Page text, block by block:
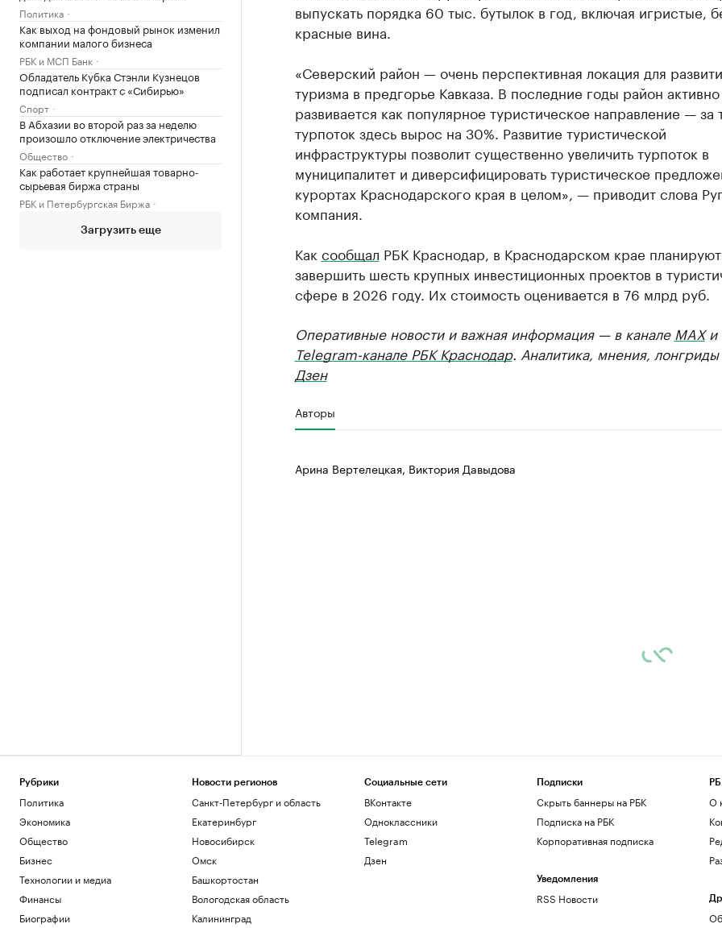
Политика
Как выход на фондовый рынок изменил
компании малого бизнеса
РБК и МСП Банк
Обладатель Кубка Стэнли Кузнецов
подписал контракт с «Сибирью»
Спорт
В Абхазии во второй раз за неделю
произошло отключение электричества
Общество
Как работает крупнейшая товарно-
сырьевая биржа страны
РБК и Петербургская Биржа
Загрузить еще
выпускать порядка 60 тыс. бутылок в год, включая игристые,
красные вина.
«Северский район — очень перспективная локация для
туризма в предгорье Кавказа. В последние годы район активно
развивается как популярное туристическое направление — за
турпоток здесь вырос на 30%. Развитие туристической
инфраструктуры позволит существенно увеличить турпоток в
муниципалитет и диверсифицировать туристическое
курортах Краснодарского края в целом», — приводит слова
компания.
Как сообщал РБК Краснодар, в Краснодарском крае планируют
завершить шесть крупных инвестиционных проектов в
сфере в 2026 году. Их стоимость оценивается в 76 млрд руб.
Оперативные новости и важная информация — в канале MAXи
Telegram-канале РБК Краснодар. Аналитика, мнения,
Дзен
Авторы
Арина Вертелецкая, Виктория Давыдова
Рубрики
Политика
Экономика
Общество
Бизнес
Технологии и медиа
Финансы
Биографии
Новости регионов
Санкт-Петербург и область
Екатеринбург
Новосибирск
Омск
Башкортостан
Вологодская область
Калининград
Социальные сети
ВКонтакте
Одноклассники
Telegram
Дзен
Подписки
Скрыть баннеры на РБК
Подписка на РБК
Корпоративная подписка
Уведомления
RSS Новости
О